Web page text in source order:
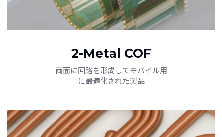
2-Metal COF
両面に回路を形成してモバイル用
に最適化された製品